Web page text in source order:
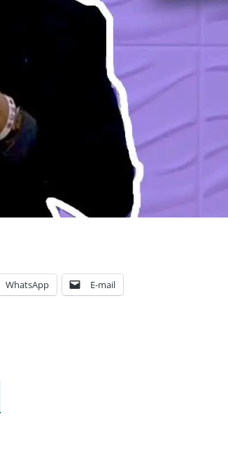
WhatsApp E-mail